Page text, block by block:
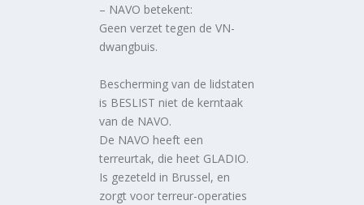
– NAVO betekent:
Geen verzet tegen de VN-
dwangbuis.
Bescherming van de lidstaten
is BESLIST niet de kerntaak
van de NAVO.
De NAVO heeft een
terreurtak, die heet GLADIO.
Is gezeteld in Brussel, en
zorgt voor terreur-operaties